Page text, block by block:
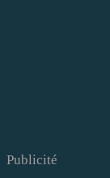
Publicité